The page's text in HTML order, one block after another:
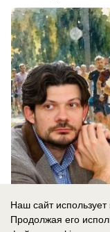
Наш сайт использует
Продолжая его